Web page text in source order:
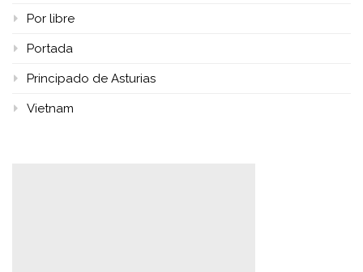
Por libre
Portada
Principado de Asturias
Vietnam